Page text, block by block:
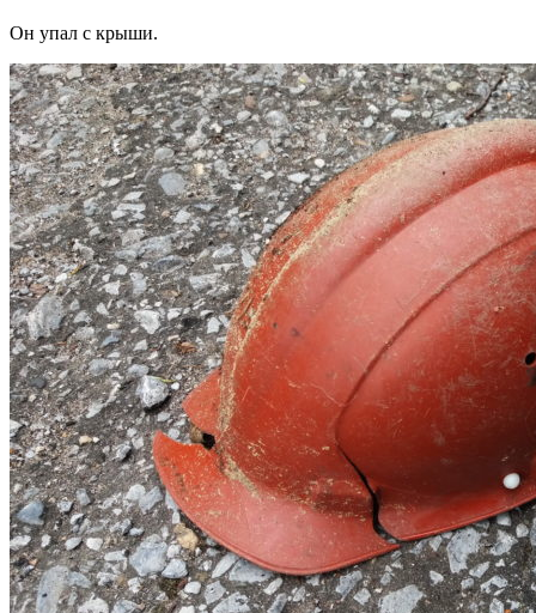
Он упал с крыши.